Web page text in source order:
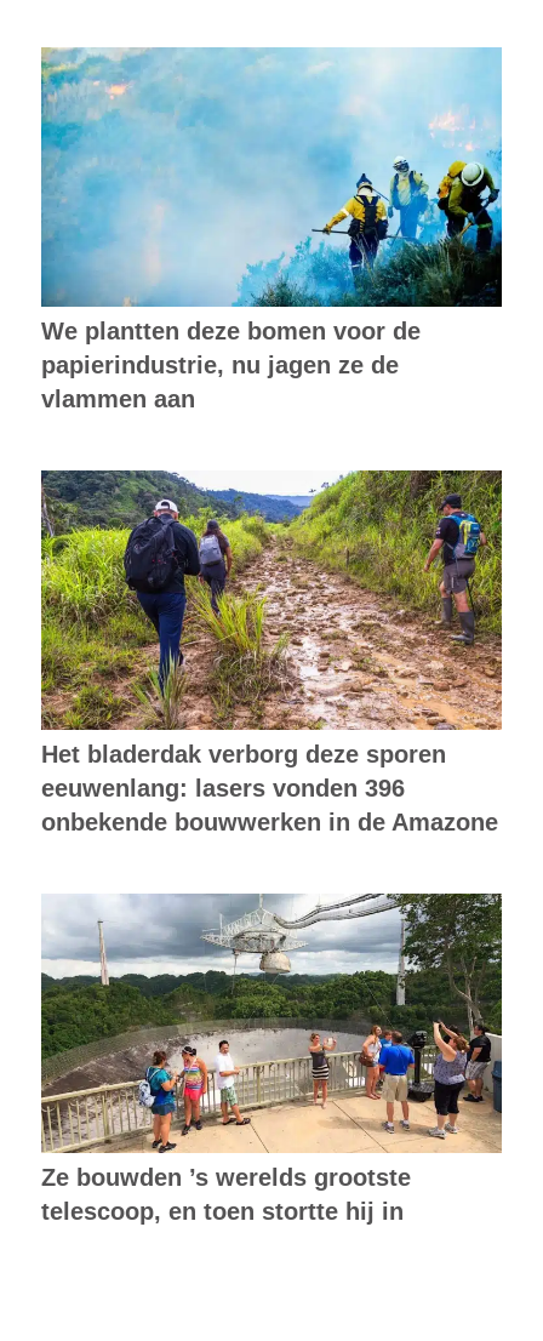
We plantten deze bomen voor de
papierindustrie, nu jagen ze de
vlammen aan
Het bladerdak verborg deze sporen
eeuwenlang: lasers vonden 396
onbekende bouwwerken in de Amazone
Ze bouwden ’s werelds grootste
telescoop, en toen stortte hij in